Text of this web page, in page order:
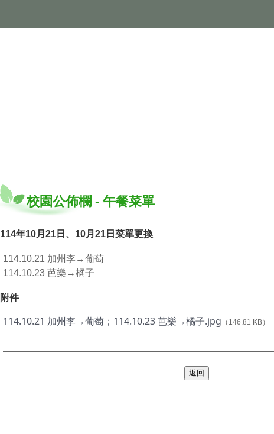
校園公佈欄 - 午餐菜單
114年10月21日、10月21日菜單更換
114.10.21 加州李→葡萄
114.10.23 芭樂→橘子
附件
114.10.21 加州李→葡萄；114.10.23 芭樂→橘子.jpg （146.81 KB）
返回